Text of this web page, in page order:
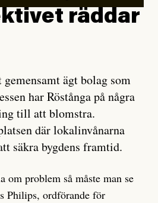
räddar
ägt bolag som
har Röstånga på några
till att blomstra.
där lokalinvånarna
säkra bygdens framtid.
problem så måste man se
Philips, ordförande för